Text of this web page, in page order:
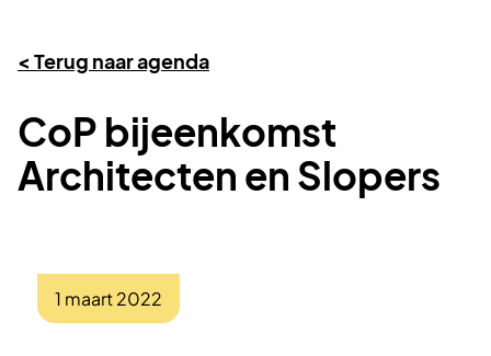
< Terug naar agenda
CoP bijeenkomst
Architecten en Slopers
1 maart 2022